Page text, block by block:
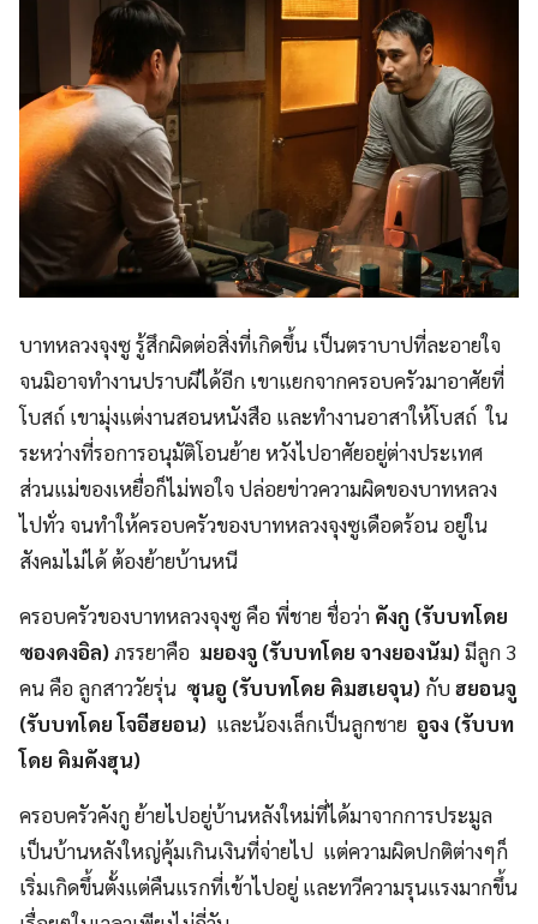
บาทหลวงจุงซู รู้สึกผิดต่อสิ่งที่เกิดขึ้น เป็นตราบาปที่ละอายใจ
จนมิอาจทำงานปราบผีได้อีก เขาแยกจากครอบครัวมาอาศัยที่
โบสถ์ เขามุ่งแต่งานสอนหนังสือ และทำงานอาสาให้โบสถ์ ใน
ระหว่างที่รอการอนุมัติโอนย้าย หวังไปอาศัยอยู่ต่างประเทศ
ส่วนแม่ของเหยื่อก็ไม่พอใจ ปล่อยข่าวความผิดของบาทหลวง
ไปทั่ว จนทำให้ครอบครัวของบาทหลวงจุงซูเดือดร้อน อยู่ใน
สังคมไม่ได้ ต้องย้ายบ้านหนี
ครอบครัวของบาทหลวงจุงซู คือ พี่ชาย ชื่อว่า คังกู (รับบทโดย
ซองดงอิล)ภรรยาคือ มยองจู (รับบทโดย จางยองนัม)มีลูก 3
คน คือ ลูกสาววัยรุ่น ซุนอู (รับบทโดย คิมฮเยจุน) กับฮยอนจู
(รับบทโดย โจอีฮยอน) และน้องเล็กเป็นลูกชาย อูจง (รับบท
โดย คิมคังฮุน)
ครอบครัวคังกู ย้ายไปอยู่บ้านหลังใหม่ที่ได้มาจากการประมูล
เป็นบ้านหลังใหญ่คุ้มเกินเงินที่จ่ายไป แต่ความผิดปกติต่างๆก็
เริ่มเกิดขึ้นตั้งแต่คืนแรกที่เข้าไปอยู่ และทวีความรุนแรงมากขึ้น